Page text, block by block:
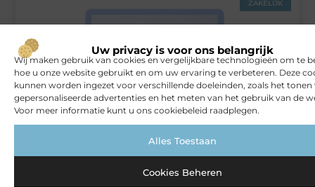
Uw privacy is voor ons belangrijk
Wij maken gebruik van cookies en vergelijkbare technologieën om te
hoe u onze website gebruikt en om uw ervaring te verbeteren. Deze
kunnen worden ingezet voor verschillende doeleinden, zoals het tonen
gepersonaliseerde advertenties en het meten van het gebruik van de
Voor meer informatie kunt u ons cookiebeleid raadplegen.
Alles Toestaan
Cookies Beheren
ZAKELIJK